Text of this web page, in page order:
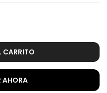
CARRITO
AHORA